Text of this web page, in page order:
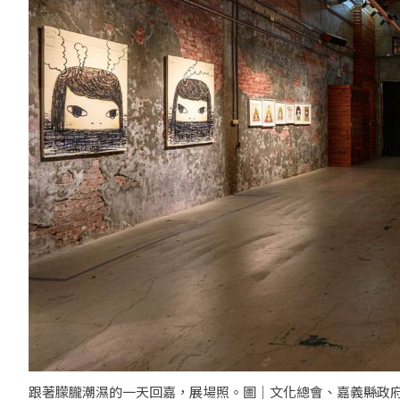
跟著朦朧潮濕的一天回嘉，展場照。圖｜文化總會、嘉義縣政